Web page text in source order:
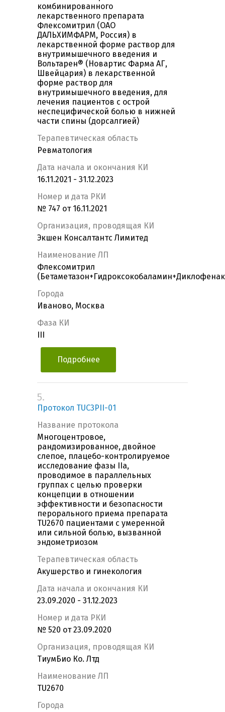
комбинированного
лекарственного препарата
Флексомитрил (ОАО
ДАЛЬХИМФАРМ, Россия) в
лекарственной форме раствор для
внутримышечного введения и
Вольтарен® (Новартис Фарма АГ,
Швейцария) в лекарственной
форме раствор для
внутримышечного введения, для
лечения пациентов с острой
неспецифической болью в нижней
части спины (дорсалгией)
Терапевтическая область
Ревматология
Дата начала и окончания КИ
16.11.2021 - 31.12.2023
Номер и дата РКИ
№ 747 от 16.11.2021
Организация, проводящая КИ
Экшен Консалтантс Лимитед
Наименование ЛП
Флексомитрил
Города
Иваново, Москва
Фаза КИ
Подробнее
5.
Протокол TUC3PII-01
Название протокола
Многоцентровое,
рандомизированное, двойное
слепое, плацебо-контролируемое
исследование фазы IIa,
проводимое в параллельных
группах с целью проверки
концепции в отношении
эффективности и безопасности
перорального приема препарата
TU2670 пациентами с умеренной
или сильной болью, вызванной
эндометриозом
Терапевтическая область
Акушерство и гинекология
Дата начала и окончания КИ
23.09.2020 - 31.12.2023
Номер и дата РКИ
№ 520 от 23.09.2020
Организация, проводящая КИ
ТиумБио Ко. Лтд
Наименование ЛП
TU2670
Города